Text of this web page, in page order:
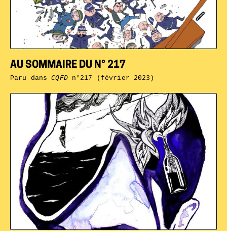
AU SOMMAIRE DU N° 217
Paru dansCQFDn°217 (février 2023)